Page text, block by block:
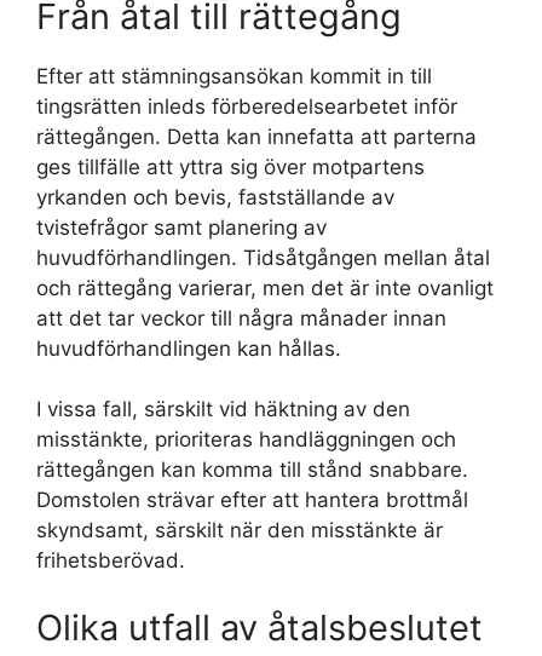
Från åtal till rättegång
Efter att stämningsansökan kommit in till
tingsrätten inleds förberedelsearbetet inför
rättegången. Detta kan innefatta att parterna
ges tillfälle att yttra sig över motpartens
yrkanden och bevis, fastställande av
tvistefrågor samt planering av
huvudförhandlingen. Tidsåtgången mellan åtal
och rättegång varierar, men det är inte ovanligt
att det tar veckor till några månader innan
huvudförhandlingen kan hållas.
I vissa fall, särskilt vid häktning av den
misstänkte, prioriteras handläggningen och
rättegången kan komma till stånd snabbare.
Domstolen strävar efter att hantera brottmål
skyndsamt, särskilt när den misstänkte är
frihetsberövad.
Olika utfall av åtalsbeslutet